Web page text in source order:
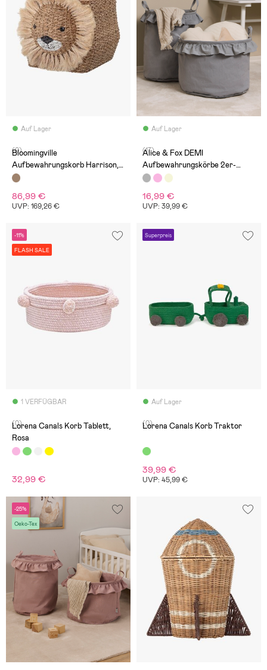
Auf Lager
(0)
Bloomingville
Aufbewahrungskorb Harrison,
Schwarz
86,99 €
UVP: 169,26 €
Auf Lager
(17)
Alice & Fox DEMI
Aufbewahrungskörbe 2er-
Pack, Grau
16,99 €
UVP: 39,99 €
-11%
FLASH SALE
1 VERFÜGBAR
(0)
Lorena Canals Korb Tablett,
Rosa
32,99 €
Superpreis
Auf Lager
(0)
Lorena Canals Korb Traktor
39,99 €
UVP: 45,99 €
-25%
Oeko-Tex